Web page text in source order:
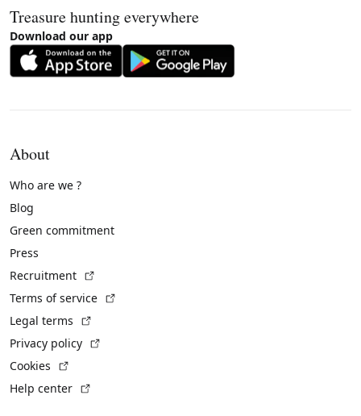
Treasure hunting everywhere
Download our app
About
Who are we ?
Blog
Green commitment
Press
Recruitment
Terms of service
Legal terms
Privacy policy
Cookies
Help center